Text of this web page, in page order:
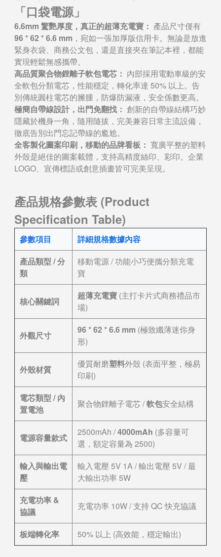
「口袋電源」
6.6mm 驚艷厚度，真正的超薄充電寶： 產品尺寸僅有
96 * 62 * 6.6 mm ，宛如一張加厚版信用卡。無論是放進
緊身衣袋、商務公文包，還是直接夾在筆記本裡，都能
實現輕鬆無感攜帶。
高品質聚合物鋰離子軟包電芯： 內部採用電動車級的安
全軟包分類電芯，性能穩定，轉化率達 50% 以上。告
別傳統圓柱電芯的臃腫，防爆防漏液，安全係數更高。
極簡自帶線設計，出門免翻找： 創新的自帶線結構巧妙
隱藏於機身一角，隨用隨拔，完美兼容日常主流設備，
徹底告別出門忘記帶線的尷尬。
全客製化圖案印刷，移動的品牌看板： 寬廣平整的塑料
外殼是絕佳的圖案載體，支持高精度絲印、彩印。企業
LOGO、宣傳標語或創意插畫皆可完美呈現。
產品規格參數表 (Product
Specification Table)
參數項目
詳細規格數據內容
產品類型 / 分
類
移動電源 / 功能小巧便攜分類充電
寶
核心關鍵詞
超薄充電寶(主打卡片式商務禮品市
場)
外觀尺寸
96 * 62 * 6.6 mm (極致纖薄迷你身
形)
外殼材質
優質耐磨塑料外殼 (表面平整，極易
印刷)
電芯類型 / 內
置電池
聚合物鋰離子電芯 /軟包安全結構
電源容量款式
2500mAh /4000mAh (多容量可
選，額定容量為 2500)
輸入與輸出電
壓
輸入電壓 5V 1A / 輸出電壓 5V / 最
大輸出功率 5W
充電功率 &
協議
充電功率 10W / 支持 QC 快充協議
板端轉化率 50% 以上 (高效能，穩定輸出)